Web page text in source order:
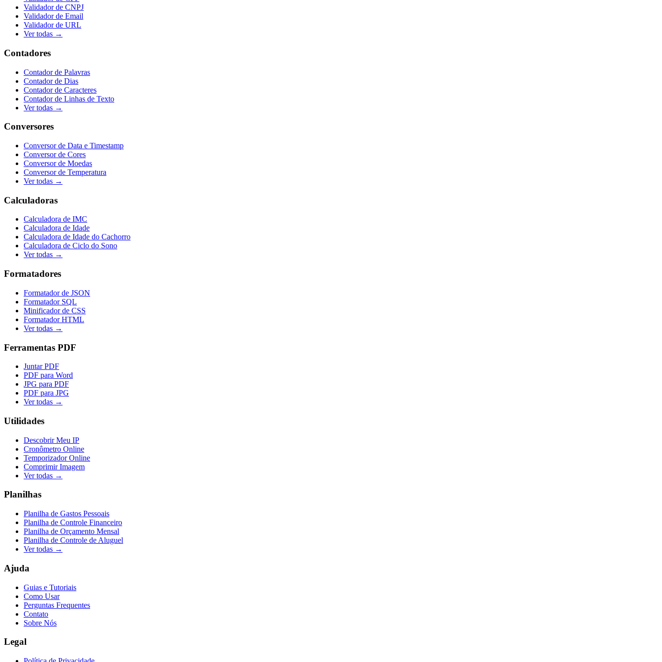
Validador de CNPJ
Validador de Email
Validador de URL
Ver todas →
Contadores
Contador de Palavras
Contador de Dias
Contador de Caracteres
Contador de Linhas de Texto
Ver todas →
Conversores
Conversor de Data e Timestamp
Conversor de Cores
Conversor de Moedas
Conversor de Temperatura
Ver todas →
Calculadoras
Calculadora de IMC
Calculadora de Idade
Calculadora de Idade do Cachorro
Calculadora de Ciclo do Sono
Ver todas →
Formatadores
Formatador de JSON
Formatador SQL
Minificador de CSS
Formatador HTML
Ver todas →
Ferramentas PDF
Juntar PDF
PDF para Word
JPG para PDF
PDF para JPG
Ver todas →
Utilidades
Descobrir Meu IP
Cronômetro Online
Temporizador Online
Comprimir Imagem
Ver todas →
Planilhas
Planilha de Gastos Pessoais
Planilha de Controle Financeiro
Planilha de Orçamento Mensal
Planilha de Controle de Aluguel
Ver todas →
Ajuda
Guias e Tutoriais
Como Usar
Perguntas Frequentes
Contato
Sobre Nós
Legal